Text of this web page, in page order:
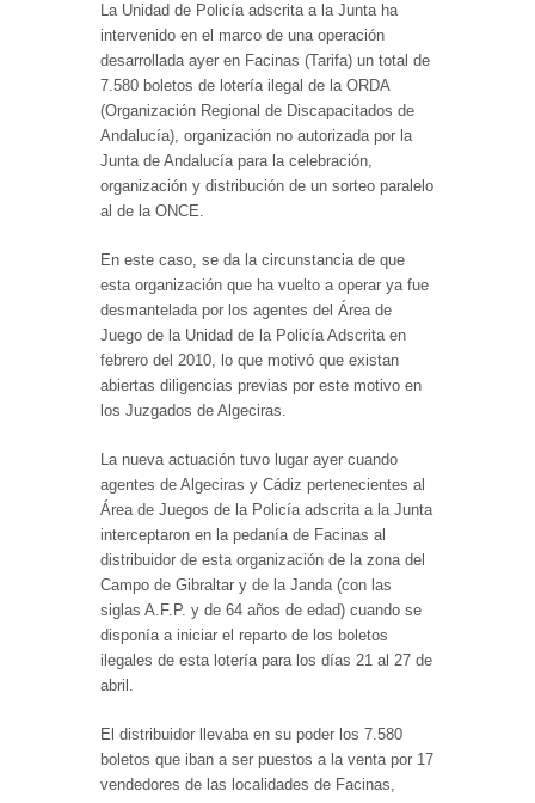
La Unidad de Policía adscrita a la Junta ha
intervenido en el marco de una operación
desarrollada ayer en Facinas (Tarifa) un total de
7.580 boletos de lotería ilegal de la ORDA
(Organización Regional de Discapacitados de
Andalucía), organización no autorizada por la
Junta de Andalucía para la celebración,
organización y distribución de un sorteo paralelo
al de la ONCE.
En este caso, se da la circunstancia de que
esta organización que ha vuelto a operar ya fue
desmantelada por los agentes del Área de
Juego de la Unidad de la Policía Adscrita en
febrero del 2010, lo que motivó que existan
abiertas diligencias previas por este motivo en
los Juzgados de Algeciras.
La nueva actuación tuvo lugar ayer cuando
agentes de Algeciras y Cádiz pertenecientes al
Área de Juegos de la Policía adscrita a la Junta
interceptaron en la pedanía de Facinas al
distribuidor de esta organización de la zona del
Campo de Gibraltar y de la Janda (con las
siglas A.F.P. y de 64 años de edad) cuando se
disponía a iniciar el reparto de los boletos
ilegales de esta lotería para los días 21 al 27 de
abril.
El distribuidor llevaba en su poder los 7.580
boletos que iban a ser puestos a la venta por 17
vendedores de las localidades de Facinas,